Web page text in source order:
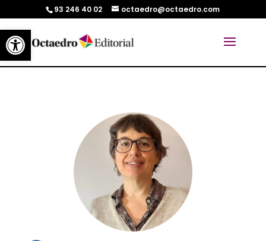
Abrir barra de herramientas
93 246 40 02 octaedro@octaedro.com